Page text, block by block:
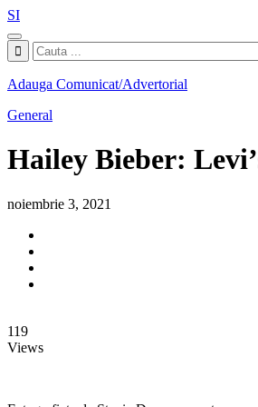
SI
Adauga Comunicat/Advertorial
General
Hailey Bieber:
noiembrie 3, 2021
119
Views